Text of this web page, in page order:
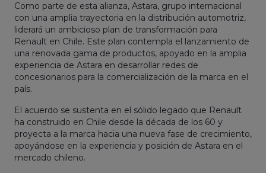
Como parte de esta alianza, Astara, grupo internacional
con una amplia trayectoria en la distribución automotriz,
liderará un ambicioso plan de transformación para
Renault en Chile. Este plan contempla el lanzamiento de
una renovada gama de productos, apoyado en la amplia
experiencia de Astara en desarrollar redes de
concesionarios para la comercialización de la marca en el
país.
El acuerdo se sustenta en el sólido legado que Renault
ha construido en Chile desde la década de los 60 y
proyecta a la marca hacia una nueva fase de crecimiento,
apoyándose en la experiencia y posición de Astara en el
mercado chileno.